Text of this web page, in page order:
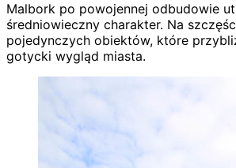
Malbork po powojennej odbudowie
średniowieczny charakter. Na
pojedynczych obiektów, które
gotycki wygląd miasta.